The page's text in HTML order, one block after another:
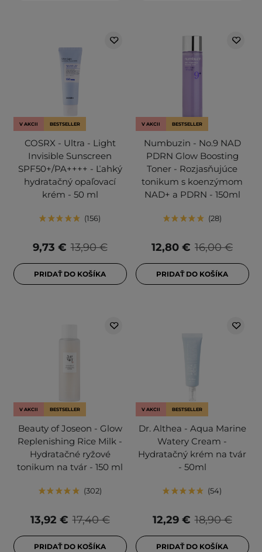
V AKCII BESTSELLER
COSRX - Ultra - Light
Invisible Sunscreen
SPF50+/PA++++ - Ľahký
hydratačný opaľovací
krém - 50 ml
156
13,90 €
9,73 €
PRIDAŤ DO KOŠÍKA
V AKCII BESTSELLER
Numbuzin - No.9 NAD
PDRN Glow Boosting
Toner - Rozjasňujúce
tonikum s koenzýmom
NAD+ a PDRN - 150ml
28
16,00 €
12,80 €
PRIDAŤ DO KOŠÍKA
V AKCII BESTSELLER
Beauty of Joseon - Glow
Replenishing Rice Milk -
Hydratačné ryžové
tonikum na tvár - 150 ml
302
17,40 €
13,92 €
PRIDAŤ DO KOŠÍKA
V AKCII BESTSELLER
Dr. Althea - Aqua Marine
Watery Cream -
Hydratačný krém na tvár
- 50ml
54
18,90 €
12,29 €
PRIDAŤ DO KOŠÍKA